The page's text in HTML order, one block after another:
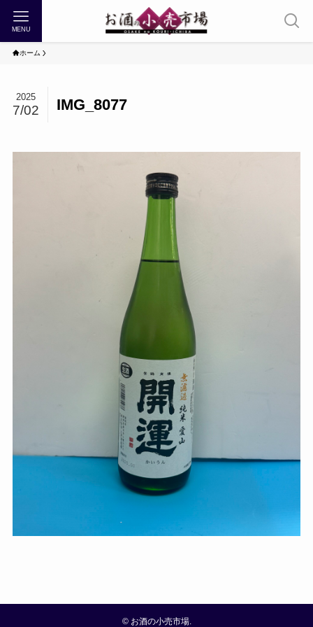
MENU
ホーム
IMG_8077
2025
7/02
©お酒の小売市場.